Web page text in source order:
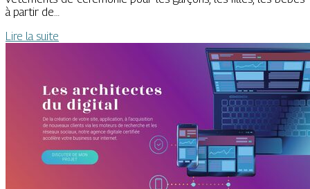
à partir de…
Lire la suite